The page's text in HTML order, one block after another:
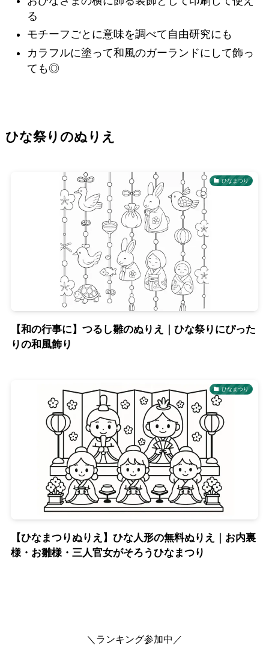
る
モチーフごとに意味を調べて自由研究にも
カラフルに塗って和風のガーランドにして飾っ
ても◎
ひな祭りのぬりえ
ひなまつり
【和の行事に】つるし雛のぬりえ｜ひな祭りにぴった
りの和風飾り
ひなまつり
【ひなまつりぬりえ】ひな人形の無料ぬりえ｜お内裏
様・お雛様・三人官女がそろうひなまつり
＼ランキング参加中／